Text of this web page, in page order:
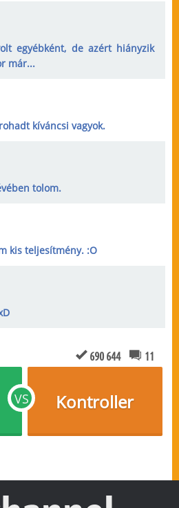
egyébként, de azért hiányzik
már...
kíváncsi vagyok.
tolom.
kis teljesítmény. :O
690 644 11
VS Kontroller